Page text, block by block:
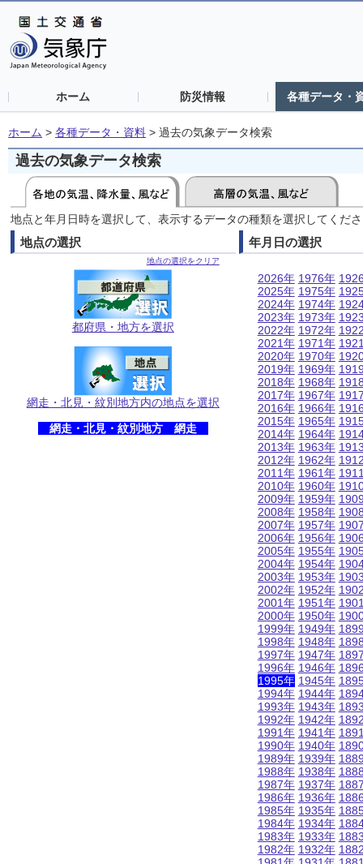
ホーム 防災情報 各種データ・
ホーム > 各種データ・資料 > 過去の気象データ検索
過去の気象データ検索
地点と年月日時を選択して、表示するデータの種類を選択してくだ
地点の選択
地点の選択をクリア
都府県・地方を選択
網走・北見・紋別地方内の地点を選択
網走・北見・紋別地方 網走
年月日の選択
2026年
2025年
2024年
2023年
2022年
2021年
2020年
2019年
2018年
2017年
2016年
2015年
2014年
2013年
2012年
2011年
2010年
2009年
2008年
2007年
2006年
2005年
2004年
2003年
2002年
2001年
2000年
1999年
1998年
1997年
1996年
1995年
1994年
1993年
1992年
1991年
1990年
1989年
1988年
1987年
1986年
1985年
1984年
1983年
1982年
1976年
1975年
1974年
1973年
1972年
1971年
1970年
1969年
1968年
1967年
1966年
1965年
1964年
1963年
1962年
1961年
1960年
1959年
1958年
1957年
1956年
1955年
1954年
1953年
1952年
1951年
1950年
1949年
1948年
1947年
1946年
1945年
1944年
1943年
1942年
1941年
1940年
1939年
1938年
1937年
1936年
1935年
1934年
1933年
1932年